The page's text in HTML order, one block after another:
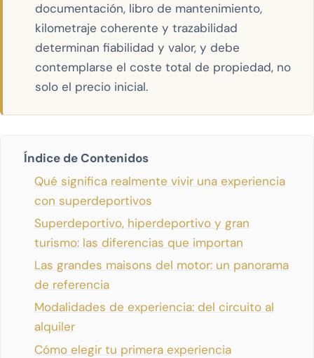
documentación, libro de mantenimiento,
kilometraje coherente y trazabilidad
determinan fiabilidad y valor, y debe
contemplarse el coste total de propiedad, no
solo el precio inicial.
Índice de Contenidos
Qué significa realmente vivir una experiencia
con superdeportivos
Superdeportivo, hiperdeportivo y gran
turismo: las diferencias que importan
Las grandes maisons del motor: un panorama
de referencia
Modalidades de experiencia: del circuito al
alquiler
Cómo elegir tu primera experiencia